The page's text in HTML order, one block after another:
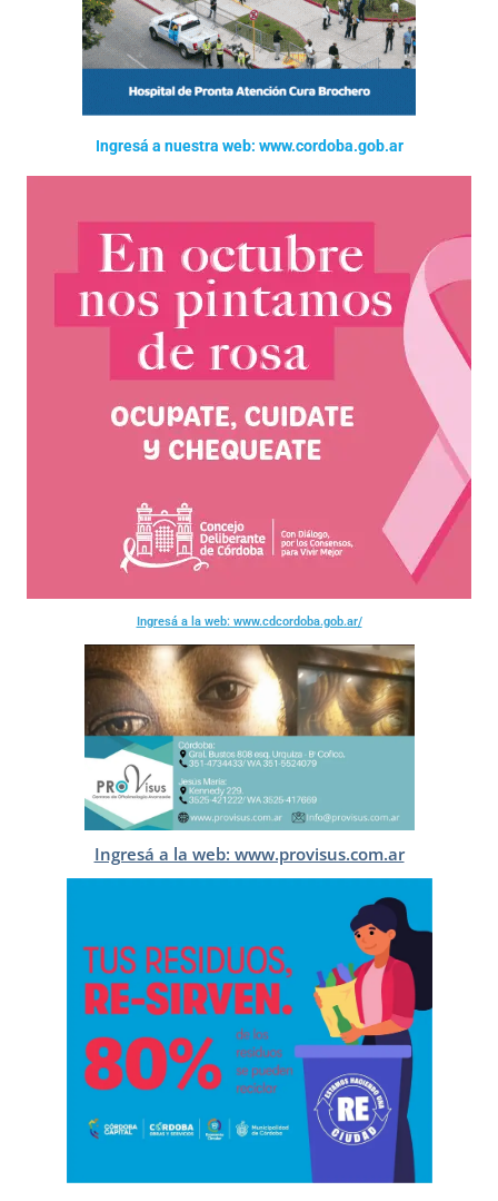
Ingresá a nuestra web: www.cordoba.gob.ar
Ingresá a la web: www.cdcordoba.gob.ar/
Ingresá a la web: www.provisus.com.ar